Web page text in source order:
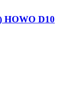
HOWO D10